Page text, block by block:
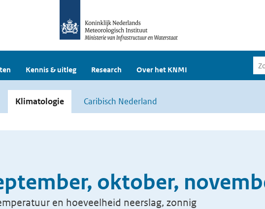
Kennis & uitleg Research Over het KNMI
Klimatologie Caribisch Nederland
oktober,
en hoeveelheid neerslag, zonnig